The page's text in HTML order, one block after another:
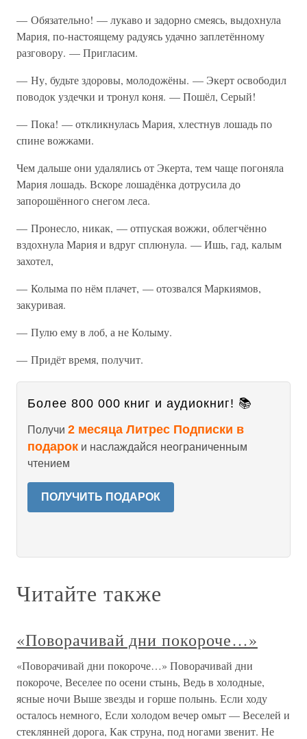
— Обязательно! — лукаво и задорно смеясь, выдохнула
Мария, по-настоящему радуясь удачно заплетённому
разговору. — Пригласим.
— Ну, будьте здоровы, молодожёны. — Экерт освободил
поводок уздечки и тронул коня. — Пошёл, Серый!
— Пока! — откликнулась Мария, хлестнув лошадь по
спине вожжами.
Чем дальше они удалялись от Экерта, тем чаще погоняла
Мария лошадь. Вскоре лошадёнка дотрусила до
запорошённого снегом леса.
— Пронесло, никак, — отпуская вожжи, облегчённо
вздохнула Мария и вдруг сплюнула. — Ишь, гад, калым
захотел,
— Колыма по нём плачет, — отозвался Маркиямов,
закуривая.
— Пулю ему в лоб, а не Колыму.
— Придёт время, получит.
Более 800 000 книг и аудиокниг! 📚
Получи 2 месяца Литрес Подписки в
подарок и наслаждайся неограниченным
чтением
ПОЛУЧИТЬ ПОДАРОК
Читайте также
«Поворачивай дни покороче…»
«Поворачивай дни покороче…» Поворачивай дни
покороче, Веселее по осени стынь, Ведь в холодные,
ясные ночи Выше звезды и горше полынь. Если ходу
осталось немного, Если холодом вечер омыт — Веселей и
стеклянней дорога, Как струна, под ногами звенит. Не